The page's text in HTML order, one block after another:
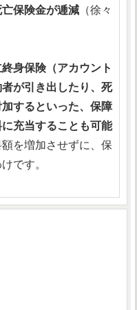
保険金が逓減 （徐々
身保険（アカウント
が引き出したり、死
するといった、保障
充当することも可能
を増加させずに、保
です。